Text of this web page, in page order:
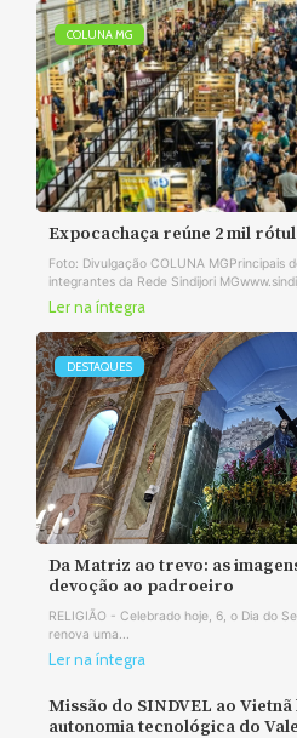
COLUNA MG
Expocachaça reúne 2 mil
Foto: Divulgação COLUNA MGPrincipais
integrantes da Rede Sindijori
Ler na íntegra
DESTAQUES
Da Matriz ao trevo: as
devoção ao padroeiro
RELIGIÃO - Celebrado hoje, 6, o Dia do
renova uma...
Ler na íntegra
Missão do SINDVEL ao
autonomia tecnológica do